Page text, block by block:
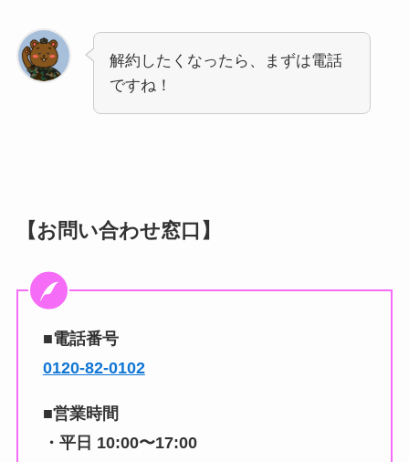
解約したくなったら、まずは電話
ですね！
【お問い合わせ窓口】
■電話番号
0120-82-0102
■営業時間
・平日 10:00〜17:00